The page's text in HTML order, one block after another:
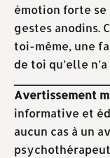
émotion forte se
gestes anodins.
toi-même, une
de toi qu’elle
Avertissement
informative et
aucun cas à un